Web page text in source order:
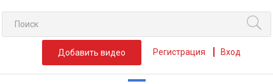
Добавить видео Регистрация Вход